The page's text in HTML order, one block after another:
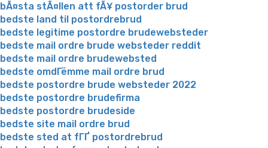
bÃ¤sta stÃ¤llen att fÃ¥ postorder brud
bedste land til postordrebrud
bedste legitime postordre brudewebsteder
bedste mail ordre brude websteder reddit
bedste mail ordre brudewebsted
bedste omdГёmme mail ordre brud
bedste postordre brude websteder 2022
bedste postordre brudefirma
bedste postordre brudeside
bedste site mail ordre brud
bedste sted at fГҐ postordrebrud